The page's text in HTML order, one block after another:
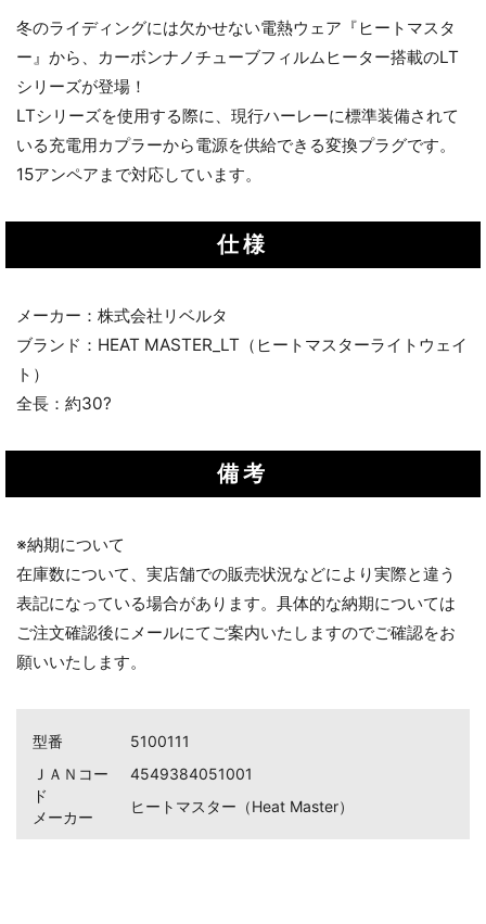
冬のライディングには欠かせない電熱ウェア『ヒートマスタ
ー』から、カーボンナノチューブフィルムヒーター搭載のLT
シリーズが登場！
LTシリーズを使用する際に、現行ハーレーに標準装備されて
いる充電用カプラーから電源を供給できる変換プラグです。
15アンペアまで対応しています。
仕様
メーカー：株式会社リベルタ
ブランド：HEAT MASTER_LT（ヒートマスターライトウェイ
ト）
全長：約30?
備考
※納期について
在庫数について、実店舗での販売状況などにより実際と違う
表記になっている場合があります。具体的な納期については
ご注文確認後にメールにてご案内いたしますのでご確認をお
願いいたします。
型番
5100111
ＪＡＮコー
ド
4549384051001
メーカー
ヒートマスター（Heat Master）